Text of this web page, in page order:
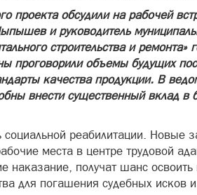
проекта обсудили на рабочей
и руководитель
строительства и
проговорили объемы будущих
качества продукции. В
внести существенный вклад в
социальной реабилитации. Новые
места в центре трудовой
получат шанс
для погашения судебных исков